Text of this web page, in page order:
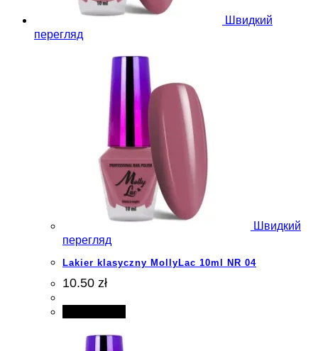
Швидкий
перегляд
Швидкий
перегляд
Lakier klasyczny MollyLac 10ml NR 04
10.50 zł